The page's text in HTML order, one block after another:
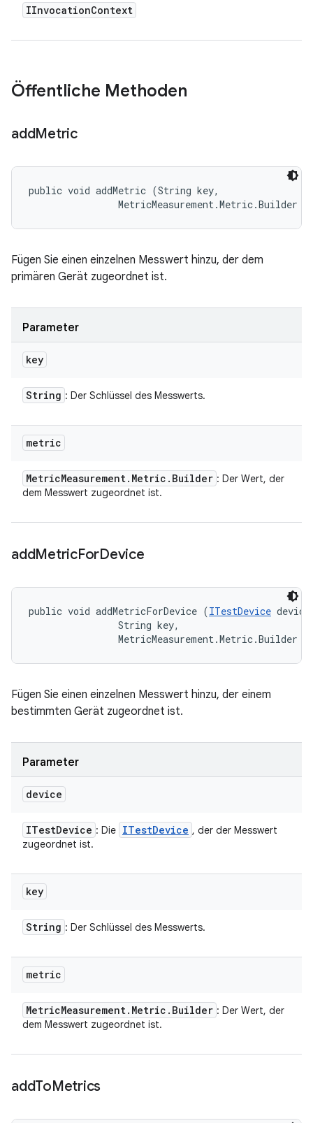
IInvocationContext
Öffentliche Methoden
addMetric
public void addMetric (String key,
MetricMeasurement.Metric.Builder
Fügen Sie einen einzelnen Messwert hinzu, der dem
primären Gerät zugeordnet ist.
Parameter
key
String : Der Schlüssel des Messwerts.
metric
MetricMeasurement. Metric . Builder : Der Wert, der
dem Messwert zugeordnet ist.
addMetricForDevice
public void addMetricForDevice (ITestDevice
                String key,
MetricMeasurement.Metric.Builder
Fügen Sie einen einzelnen Messwert hinzu, der einem
bestimmten Gerät zugeordnet ist.
Parameter
device
ITestDevice : Die ITestDevice , der der Messwert
zugeordnet ist.
key
String : Der Schlüssel des Messwerts.
metric
MetricMeasurement. Metric . Builder : Der Wert, der
dem Messwert zugeordnet ist.
addToMetrics